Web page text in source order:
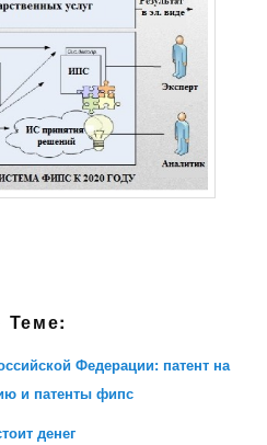
Теме:
Федерации: патент на
и патенты фипс
денег